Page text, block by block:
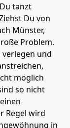
tanzt
Du von
Münster,
Problem.
und
möglich
so nicht
Regel wird
in